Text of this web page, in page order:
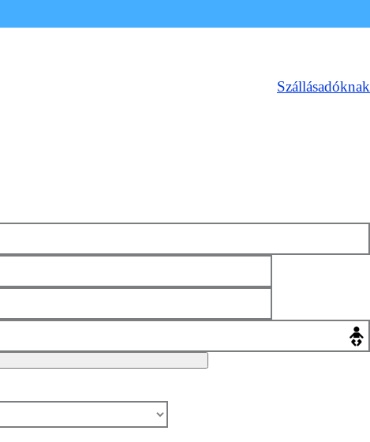
Szállásadóknak